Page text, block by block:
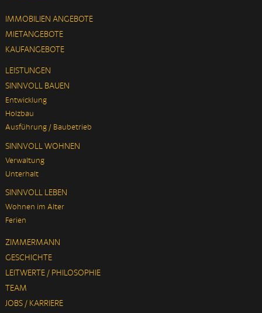
IMMOBILIEN ANGEBOTE
MIETANGEBOTE
KAUFANGEBOTE
LEISTUNGEN
SINNVOLL BAUEN
Entwicklung
Holzbau
Ausführung / Baubetrieb
SINNVOLL WOHNEN
Verwaltung
Unterhalt
SINNVOLL LEBEN
Wohnen im Alter
Ferien
ZIMMERMANN
GESCHICHTE
LEITWERTE / PHILOSOPHIE
TEAM
JOBS / KARRIERE